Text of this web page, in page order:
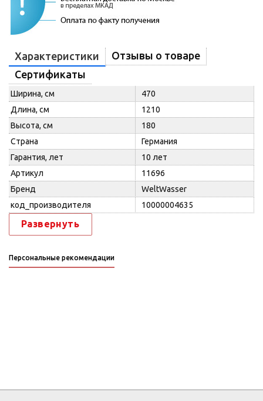
Характеристики
Отзывы о товаре
Сертификаты
Ширина, см
470
Длина, см
1210
Высота, см
180
Страна
Германия
Гарантия, лет
10 лет
Артикул
11696
Бренд
WeltWasser
код_производителя
10000004635
Развернуть
Персональные рекомендации